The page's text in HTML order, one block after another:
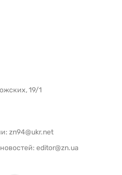
19/1
zn94@ukr.net
editor@zn.ua